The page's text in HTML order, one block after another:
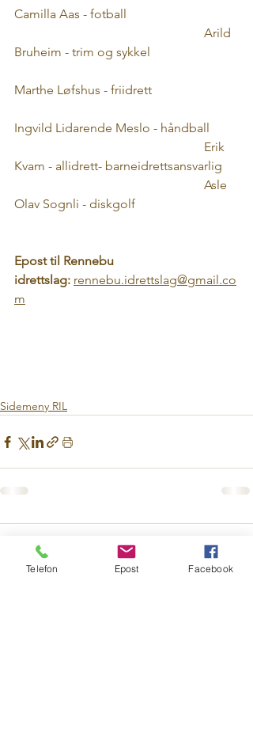
Camilla Aas - fotball
Bruheim - trim og sykkel
Marthe Løfshus - friidrett
Ingvild Lidarende Meslo - håndball
Kvam - allidrett- barneidrettsansvarlig
Olav Sognli - diskgolf
Epost til Rennebu
idrettslag: rennebu.idrettslag@gmail.co
m
Sidemeny RIL
Kommentarer
Telefon Epost Facebook